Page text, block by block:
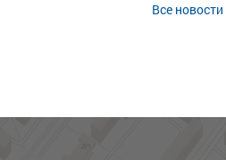
Все новости